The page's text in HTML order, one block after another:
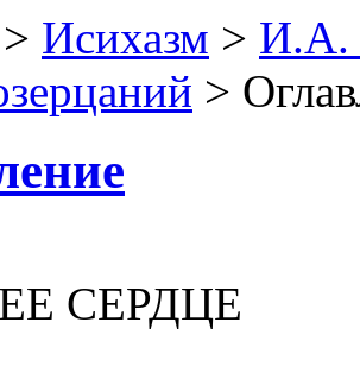
> Исихазм > И.А.
>
СЕРДЦЕ